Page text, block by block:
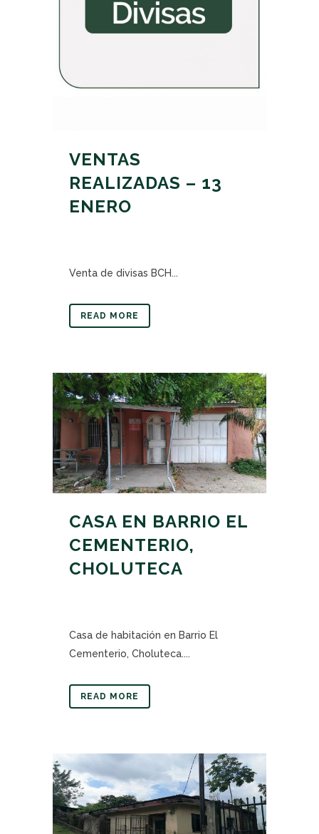
VENTAS
REALIZADAS – 13
ENERO
Venta de divisas BCH...
READ MORE
CASA EN BARRIO EL
CEMENTERIO,
CHOLUTECA
Casa de habitación en Barrio El
Cementerio, Choluteca....
READ MORE